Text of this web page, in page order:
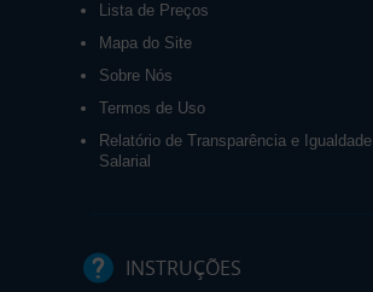
Lista de Preços
Mapa do Site
Sobre Nós
Termos de Uso
Relatório de Transparência e Igualdade
Salarial
INSTRUÇÕES